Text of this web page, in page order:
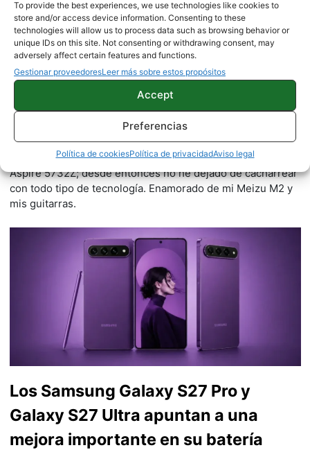
To provide the best experiences, we use technologies like cookies to
store and/or access device information. Consenting to these
technologies will allow us to process data such as browsing behavior or
unique IDs on this site. Not consenting or withdrawing consent, may
adversely affect certain features and functions.
Gestionar proveedoresLeer más sobre estos propósitos
Accept
Preferencias
Política de cookiesPolítica de privacidadAviso legal
Juan Carlos Broncano
1005 artículos publicados en ProAndroid desde 2020.
Redactor en Pro Android |Tecnófilo, empecé en el mundo
de la tecnología con mi antiguo Nokia 5800 y mi Acer
Aspire 5732Z; desde entonces no he dejado de cacharrear
con todo tipo de tecnología. Enamorado de mi Meizu M2 y
mis guitarras.
Los Samsung Galaxy S27 Pro y
Galaxy S27 Ultra apuntan a una
mejora importante en su batería